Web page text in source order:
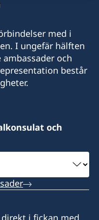
med i
I ungefär hälften
ambassader och
består
och
i fickan med